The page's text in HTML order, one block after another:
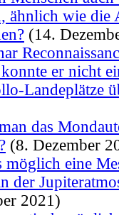
ähnlich wie
(14.
er nicht
Landeplätze
das
(8. Dezember
möglich eine
der
2021)